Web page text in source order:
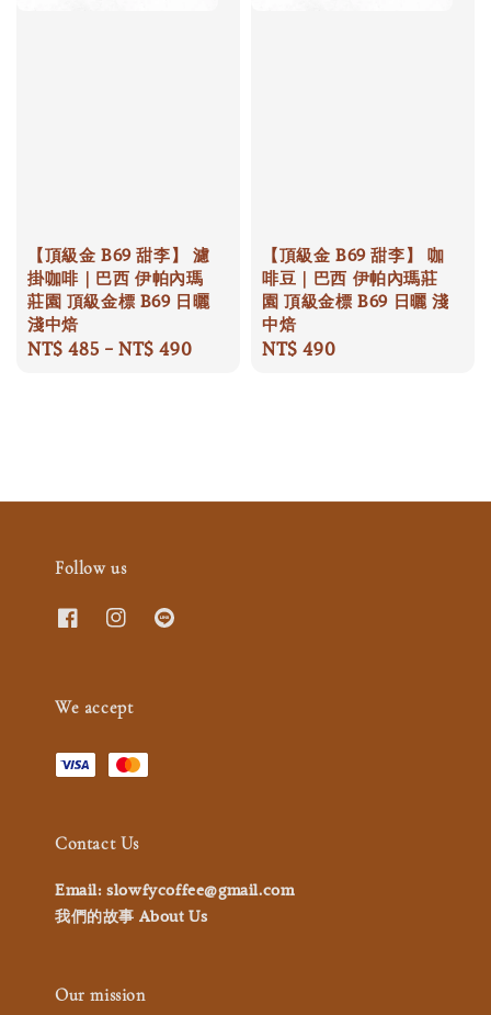
【頂級金 B69 甜李】 濾
掛咖啡｜巴西 伊帕內瑪
莊園 頂級金標 B69 日曬
淺中焙
Regular
NT$ 485 -NT$ 490
【頂級金 B69 甜李】 咖
啡豆｜巴西 伊帕內瑪莊
園 頂級金標 B69 日曬 淺
中焙
Regular
NT$ 490
Follow us
We accept
Contact Us
Email: slowfycoffee@gmail.com
我們的故事 About Us
Our mission